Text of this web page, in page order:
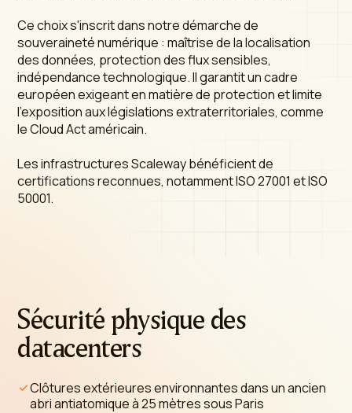
Ce choix s'inscrit dans notre démarche de
souveraineté numérique : maîtrise de la localisation
des données, protection des flux sensibles,
indépendance technologique. Il garantit un cadre
européen exigeant en matière de protection et limite
l'exposition aux législations extraterritoriales, comme
le Cloud Act américain.
Les infrastructures Scaleway bénéficient de
certifications reconnues, notamment ISO 27001 et ISO
50001.
Sécurité physique des
datacenters
Clôtures extérieures environnantes dans un ancien
abri antiatomique à 25 mètres sous Paris